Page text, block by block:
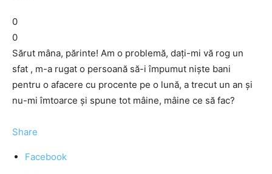
0
0
Sărut mâna, părinte! Am o problemă, daţi-mi vă rog un
sfat , m-a rugat o persoană să-i împumut nişte bani
pentru o afacere cu procente pe o lună, a trecut un an şi
nu-mi îmtoarce şi spune tot mâine, mâine ce să fac?
Share
Facebook